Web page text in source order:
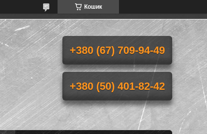
Кошик
+380 (67) 709-94-49
+380 (50) 401-82-42